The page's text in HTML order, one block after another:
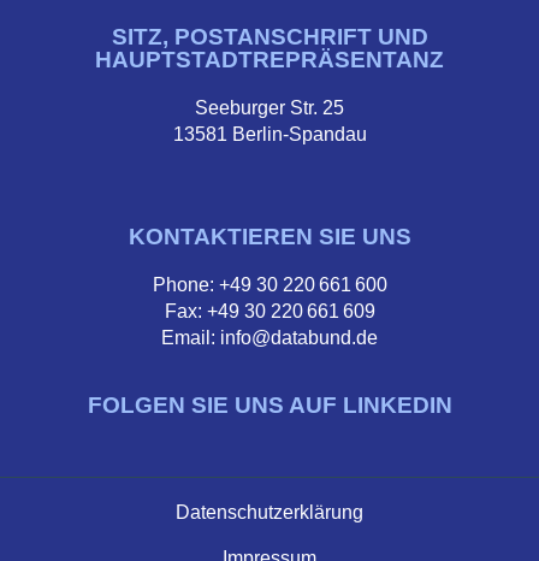
SITZ, POSTANSCHRIFT UND
HAUPTSTADTREPRÄSENTANZ
Seeburger Str. 25
13581 Berlin-Spandau
KONTAKTIEREN SIE UNS
Phone: +49 30 220 661 600
Fax: +49 30 220 661 609
Email: info@databund.de
FOLGEN SIE UNS AUF LINKEDIN
Datenschutzerklärung